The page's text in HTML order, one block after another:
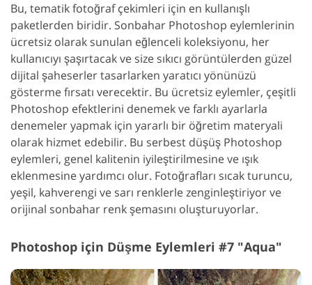
Bu, tematik fotoğraf çekimleri için en kullanışlı
paketlerden biridir. Sonbahar Photoshop eylemlerinin
ücretsiz olarak sunulan eğlenceli koleksiyonu, her
kullanıcıyı şaşırtacak ve size sıkıcı görüntülerden güzel
dijital şaheserler tasarlarken yaratıcı yönünüzü
gösterme fırsatı verecektir. Bu ücretsiz eylemler, çeşitli
Photoshop efektlerini denemek ve farklı ayarlarla
denemeler yapmak için yararlı bir öğretim materyali
olarak hizmet edebilir. Bu serbest düşüş Photoshop
eylemleri, genel kalitenin iyileştirilmesine ve ışık
eklenmesine yardımcı olur. Fotoğrafları sıcak turuncu,
yeşil, kahverengi ve sarı renklerle zenginleştiriyor ve
orijinal sonbahar renk şemasını oluşturuyorlar.
Photoshop için Düşme Eylemleri #7 "Aqua"